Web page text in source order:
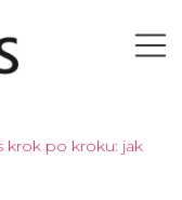
krok po kroku: jak